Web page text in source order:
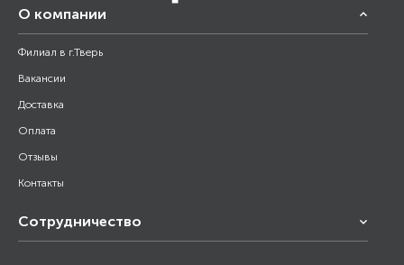
О компании
Филиал в г.Тверь
Вакансии
Доставка
Оплата
Отзывы
Контакты
Сотрудничество